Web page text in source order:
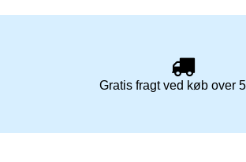
Gratis fragt ved køb over